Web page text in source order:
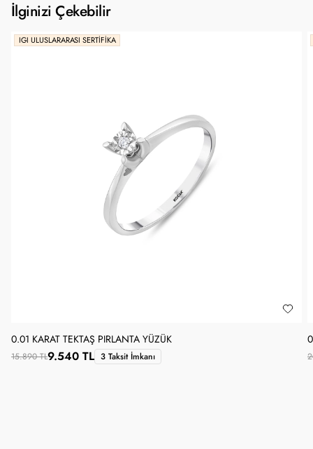
İlginizi Çekebilir
IGI ULUSLARARASI SERTIFIKA
0.01 KARAT TEKTAŞ PIRLANTA YÜZÜK
15.890 TL9.540 TL 3 Taksit İmkanı